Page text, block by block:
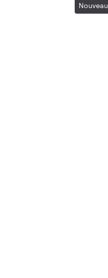
Nouveau